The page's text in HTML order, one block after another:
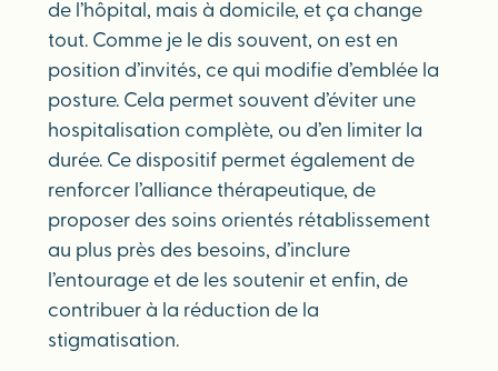
de l’hôpital, mais à domicile, et ça change
tout. Comme je le dis souvent, on est en
position d’invités, ce qui modifie d’emblée la
posture. Cela permet souvent d’éviter une
hospitalisation complète, ou d’en limiter la
durée. Ce dispositif permet également de
renforcer l’alliance thérapeutique, de
proposer des soins orientés rétablissement
au plus près des besoins, d’inclure
l’entourage et de les soutenir et enfin, de
contribuer à la réduction de la
stigmatisation.